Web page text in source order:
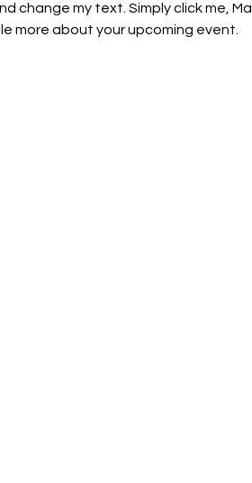
change my text. Simply click me,
more about your upcoming event.